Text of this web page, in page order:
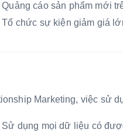
Quảng cáo sản phẩm mới
Tổ chức sự kiện giảm giá
Marketing, việc sử
Sử dụng mọi dữ liệu có